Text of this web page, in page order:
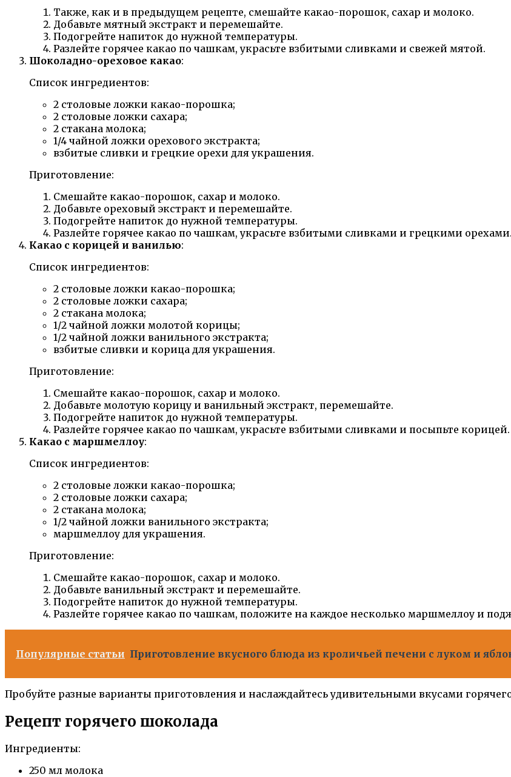
Также, как и в предыдущем рецепте, смешайте какао-порошок, сахар и молоко.
Добавьте мятный экстракт и перемешайте.
Подогрейте напиток до нужной температуры.
Разлейте горячее какао по чашкам, украсьте взбитыми сливками и свежей мятой.
Шоколадно-ореховое какао:
Список ингредиентов:
2 столовые ложки какао-порошка;
2 столовые ложки сахара;
2 стакана молока;
1/4 чайной ложки орехового экстракта;
взбитые сливки и грецкие орехи для украшения.
Приготовление:
Смешайте какао-порошок, сахар и молоко.
Добавьте ореховый экстракт и перемешайте.
Подогрейте напиток до нужной температуры.
Разлейте горячее какао по чашкам, украсьте взбитыми сливками и грецкими орехами.
Какао с корицей и ванилью:
Список ингредиентов:
2 столовые ложки какао-порошка;
2 столовые ложки сахара;
2 стакана молока;
1/2 чайной ложки молотой корицы;
1/2 чайной ложки ванильного экстракта;
взбитые сливки и корица для украшения.
Приготовление:
Смешайте какао-порошок, сахар и молоко.
Добавьте молотую корицу и ванильный экстракт, перемешайте.
Подогрейте напиток до нужной температуры.
Разлейте горячее какао по чашкам, украсьте взбитыми сливками и посыпьте корицей.
Какао с маршмеллоу:
Список ингредиентов:
2 столовые ложки какао-порошка;
2 столовые ложки сахара;
2 стакана молока;
1/2 чайной ложки ванильного экстракта;
маршмеллоу для украшения.
Приготовление:
Смешайте какао-порошок, сахар и молоко.
Добавьте ванильный экстракт и перемешайте.
Подогрейте напиток до нужной температуры.
Разлейте горячее какао по чашкам, положите на каждое несколько маршмеллоу и
Популярные статьи Приготовление вкусного блюда из кроличьей печени с луком и
Пробуйте разные варианты приготовления и наслаждайтесь удивительными вкусами горячего
Рецепт горячего шоколада
Ингредиенты:
250 мл молока